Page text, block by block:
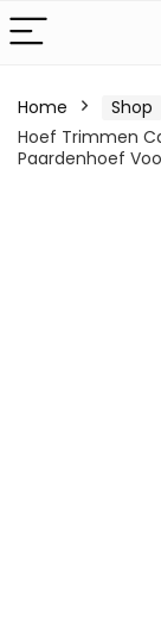
Home Shop
Hoef Trimmen
Paardenhoef